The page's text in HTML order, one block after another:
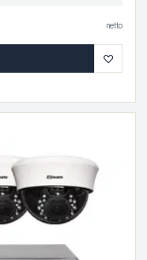
netto
♡